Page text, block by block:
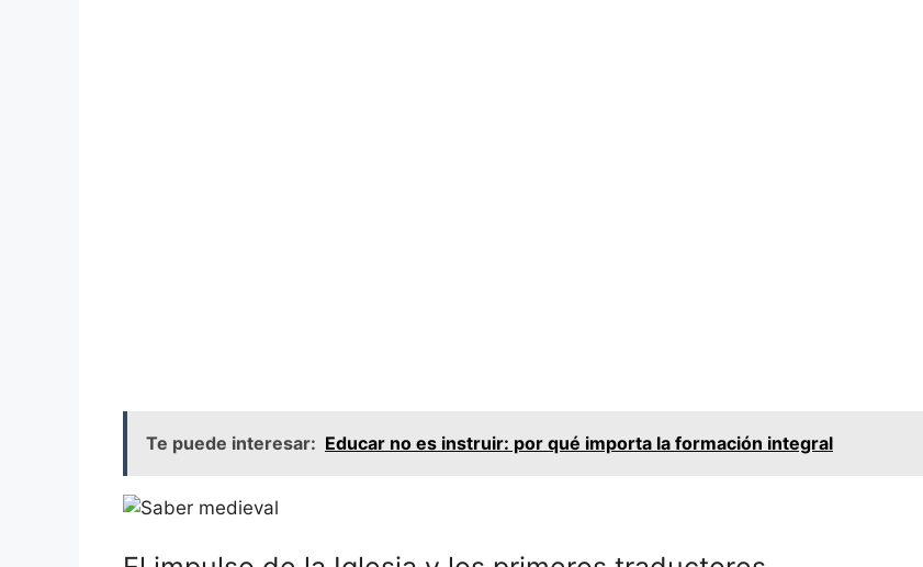
Te puede interesar: Educar no es instruir: por qué importa la formación integral